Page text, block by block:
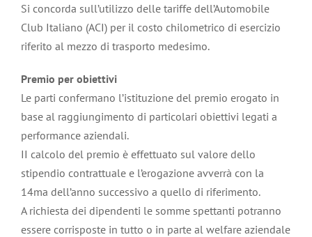
Si concorda sull’utilizzo delle tariffe dell’Automobile
Club Italiano (ACI) per il costo chilometrico di esercizio
riferito al mezzo di trasporto medesimo.
Premio per obiettivi
Le parti confermano l’istituzione del premio erogato in
base al raggiungimento di particolari obiettivi legati a
performance aziendali.
II calcolo del premio è effettuato sul valore dello
stipendio contrattuale e l’erogazione avverrà con la
14ma dell’anno successivo a quello di riferimento.
A richiesta dei dipendenti le somme spettanti potranno
essere corrisposte in tutto o in parte al welfare aziendale